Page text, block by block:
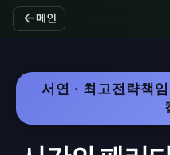
arrow_back 메인
서연 · 최고전략책